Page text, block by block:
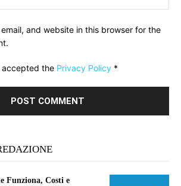
and website in this browser for the
accepted the Privacy Policy *
Funziona, Costi e